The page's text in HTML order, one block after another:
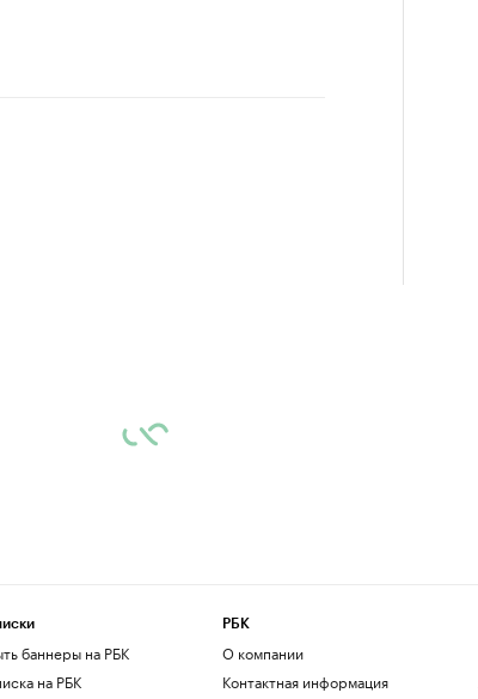
баннеры на РБК
на РБК
РБК
О компании
Контактная информация